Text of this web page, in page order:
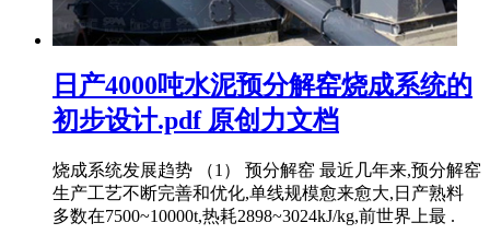
日产4000吨水泥预分解窑烧成系统的
初步设计.pdf 原创力文档
烧成系统发展趋势 （1） 预分解窑 最近几年来,预分解窑
生产工艺不断完善和优化,单线规模愈来愈大,日产熟料
多数在7500~10000t,热耗2898~3024kJ/kg,前世界上最 .